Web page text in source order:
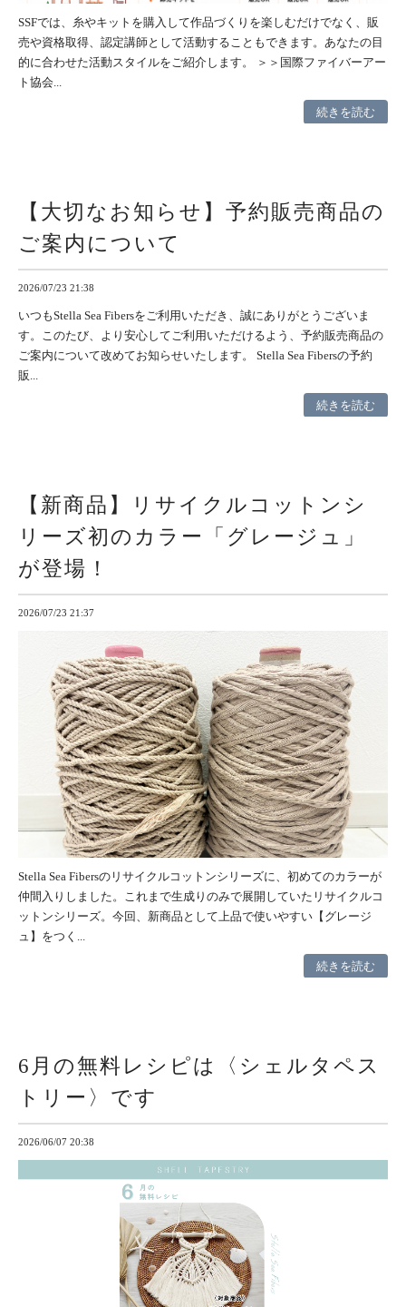
SSFでは、糸やキットを購入して作品づくりを楽しむだけでなく、販
売や資格取得、認定講師として活動することもできます。あなたの目
的に合わせた活動スタイルをご紹介します。 ＞＞国際ファイバーアー
ト協会...
続きを読む
【大切なお知らせ】予約販売商品の
ご案内について
2026/07/23 21:38
いつもStella Sea Fibersをご利用いただき、誠にありがとうございま
す。このたび、より安心してご利用いただけるよう、予約販売商品の
ご案内について改めてお知らせいたします。 Stella Sea Fibersの予約
販...
続きを読む
【新商品】リサイクルコットンシ
リーズ初のカラー「グレージュ」
が登場！
2026/07/23 21:37
Stella Sea Fibersのリサイクルコットンシリーズに、初めてのカラーが
仲間入りしました。これまで生成りのみで展開していたリサイクルコ
ットンシリーズ。今回、新商品として上品で使いやすい【グレージ
ュ】をつく...
続きを読む
6月の無料レシピは〈シェルタペス
トリー〉です
2026/06/07 20:38